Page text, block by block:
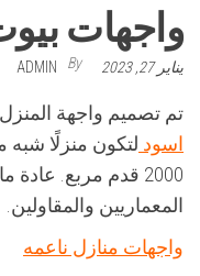
واجهات
يناير 27, 2023 By
ADMIN
تم تصميم واجهة
اسود لتكون منزلًا
2000 قدم مربع.
المعماريين والمقاولين.
واجهات منازل ناعمه